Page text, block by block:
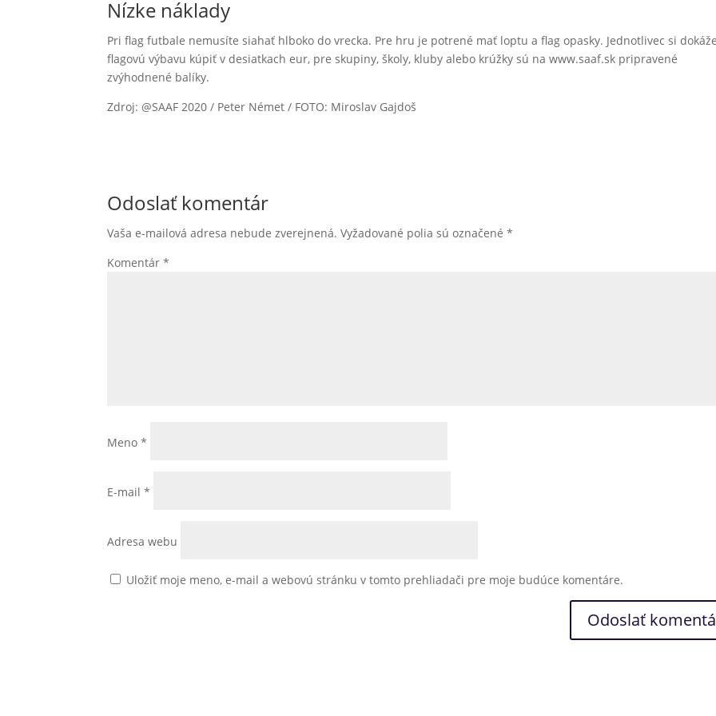
Nízke náklady
Pri flag futbale nemusíte siahať hlboko do vrecka. Pre hru je potrené mať loptu a flag opasky. Jednotlivec si
flagovú výbavu kúpiť v desiatkach eur, pre skupiny, školy, kluby alebo krúžky sú na www.saaf.sk pripravené
zvýhodnené balíky.
Zdroj: @SAAF 2020 / Peter Német / FOTO: Miroslav Gajdoš
Odoslať komentár
Vaša e-mailová adresa nebude zverejnená. Vyžadované polia sú označené*
Komentár*
Meno*
E-mail*
Adresa webu
Uložiť moje meno, e-mail a webovú stránku v tomto prehliadači pre moje budúce komentáre.